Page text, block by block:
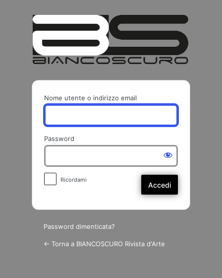
Nome utente o indirizzo email
Password
Ricordami
Password dimenticata?
← Torna a BIANCOSCURO Rivista d'Arte